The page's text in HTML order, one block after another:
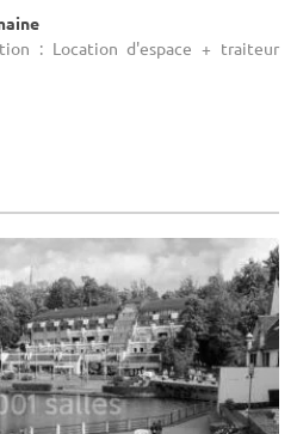
: Location d'espace + traiteur